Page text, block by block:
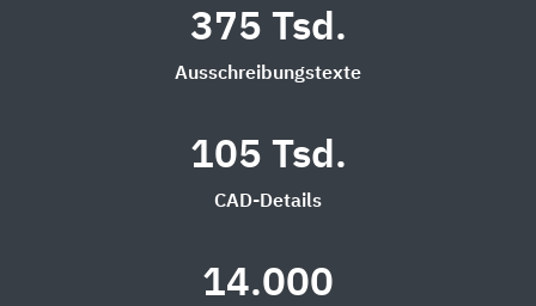
375 Tsd.
Ausschreibungstexte
105 Tsd.
CAD-Details
14.000